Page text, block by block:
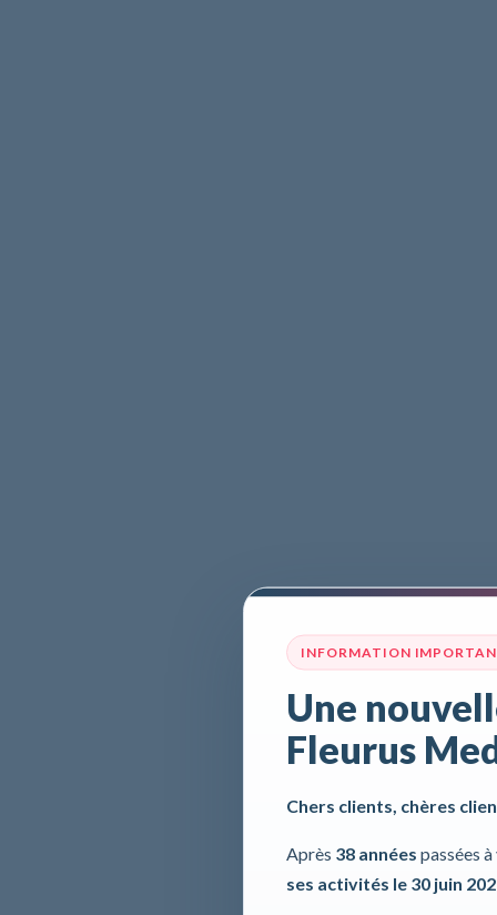
INFORMATION
Une
Fleurus
Chers clients, chères
Après 38 années passées
ses activités le 30 juin